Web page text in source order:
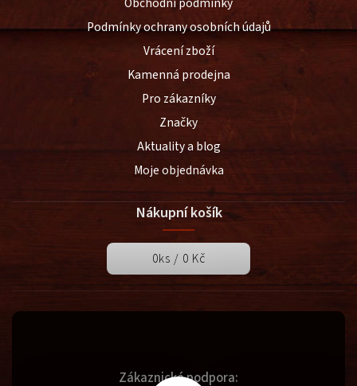
Zákaznická podpora:
Podmínky ochrany osobních údajů
Vrácení zboží
Kamenná prodejna
Pro zákazníky
Značky
Aktuality a blog
Moje objednávka
Nákupní košík
0ks / 0 Kč